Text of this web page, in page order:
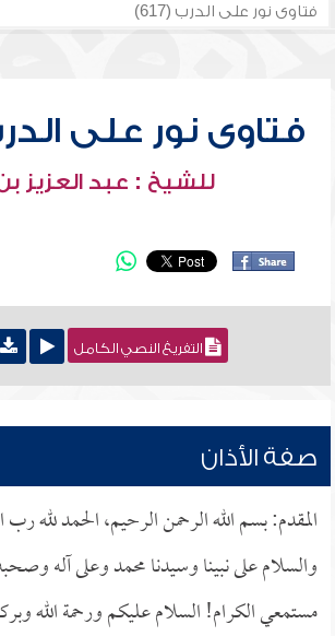
فتاوى نور على الدرب (617)
فتاوى نور على الدرب
للشيخ : عبد العزيز بن
التفريغ النصي الكامل
صفة الأذان
المقدم: بسم الله الرحمن الرحيم، الحمد لله رب
والسلام على نبينا وسيدنا محمد وعلى آله
مستمعي الكرام! السلام عليكم ورحمة الله